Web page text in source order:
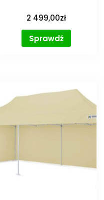
2 499,00zł
Sprawdź